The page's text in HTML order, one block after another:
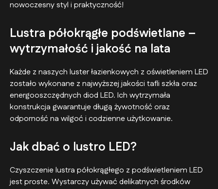
nowoczesny styl i praktyczność!
Lustra półokrągłe podświetlane –
wytrzymałość i jakość na lata
Każde z naszych luster łazienkowych z oświetleniem LED
zostało wykonane z najwyższej jakości tafli szkła oraz
energooszczędnych diod LED. Ich wytrzymała
konstrukcja gwarantuje długą żywotność oraz
odporność na wilgoć i codzienne użytkowanie.
Jak dbać o lustro LED?
Czyszczenie lustra półokrągłego z podświetleniem LED
jest proste. Wystarczy używać delikatnych środków